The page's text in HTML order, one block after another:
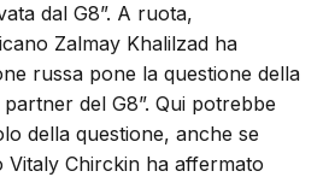
dal G8”. A ruota,
Zalmay Khalilzad ha
russa pone la questione della
del G8”. Qui potrebbe
della questione, anche se
Vitaly Chirckin ha affermato